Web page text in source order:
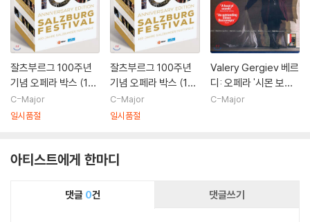
잘츠부르그 100주년
기념 오페라 박스 (10
0 Anniversary Editi
on Salzburg Festiv
C-Major
일시품절
잘츠부르그 100주년
기념 오페라 박스 (10
0 Anniversary Editi
on Salzburg Festiv
C-Major
일시품절
Valery Gergiev 베르
디: 오페라 '시몬 보카
네그라' (Verdi: Simo
C-Major
아티스트에게 한마디
댓글 0건 댓글쓰기